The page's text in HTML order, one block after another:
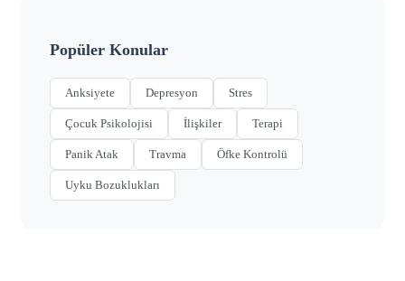
Popüler Konular
Anksiyete Depresyon Stres
Çocuk Psikolojisi İlişkiler Terapi
Panik Atak Travma Öfke Kontrolü
Uyku Bozuklukları